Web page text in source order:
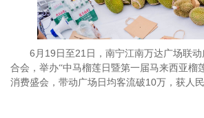
6月19日至21日，南宁江南万达广场联
合会，举办“中马榴莲日暨第一届马来西亚榴
消费盛会，带动广场日均客流破10万，获人